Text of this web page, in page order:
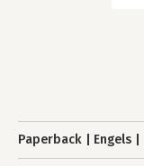
Paperback Engels